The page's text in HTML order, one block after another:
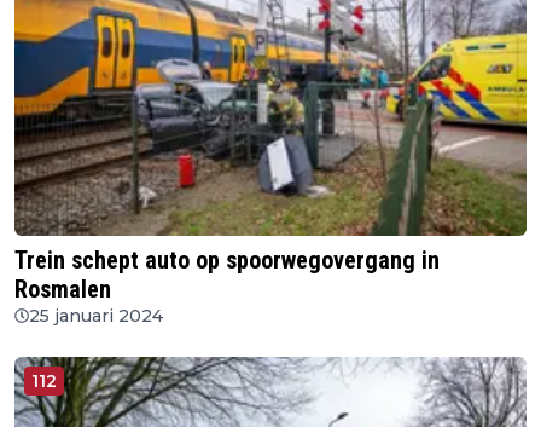
Trein schept auto op spoorwegovergang in
Rosmalen
25 januari 2024
112